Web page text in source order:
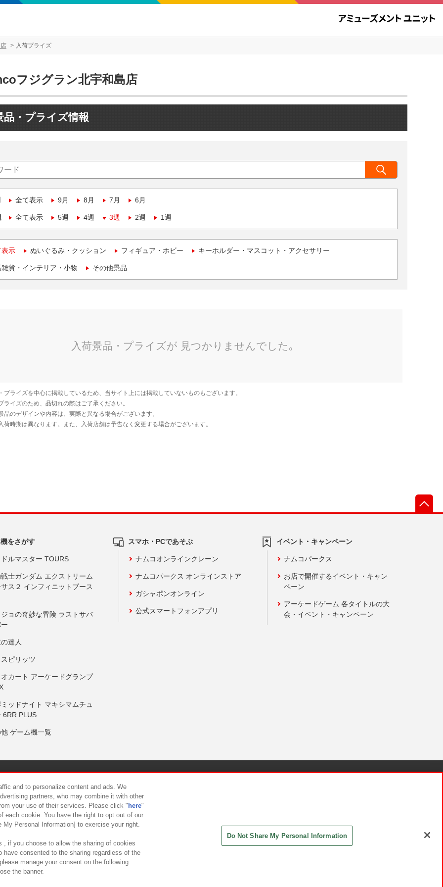
入荷プライズ
フジグラン北宇和島店
品・プライズ情報
全て表示 9月 8月 7月 6月
全て表示 5週 4週 3週 2週 1週
表示 ぬいぐるみ・クッション フィギュア・ホビー キーホルダー・マスコット・アクセサリー
貨・インテリア・小物 その他景品
をさがす
ルマスター TOURS
士ガンダム エクストリーム
ス２ インフィニットブース
ョの奇妙な冒険 ラストサバ
達人
ピリッツ
カート アーケードグランプ
ッドナイト マキシマムチュ
6RR PLUS
ゲーム機一覧
スマホ・PCであそぶ
ナムコオンラインクレーン
ナムコパークス オンラインストア
ガシャポンオンライン
公式スマートフォンアプリ
イベント・キャンペーン
ナムコパークス
お店で開催するイベント・キャン
ペーン
アーケードゲーム 各タイトルの大
会・イベント・キャンペーン
について カスタマーハラスメント対応方針
and to personalize content and ads. We
partners, who may combine it with other
your use of their services. Please click " here"
each cookie. You have the right to opt out of our
Personal Information] to exercise your right.
, if you choose to allow the sharing of cookies
have consented to the sharing regardless of the
manage your consent on the following
the banner.
Do Not Share My Personal Information